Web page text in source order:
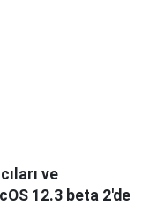
ve
12.3 beta 2'de